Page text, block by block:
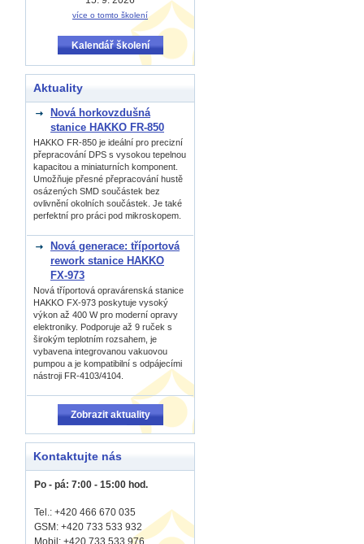
více o tomto školení
Kalendář školení
Aktuality
Nová horkovzdušná
stanice HAKKO FR-850
HAKKO FR-850 je ideální pro precizní
přepracování DPS s vysokou tepelnou
kapacitou a miniaturních komponent.
Umožňuje přesné přepracování hustě
osázených SMD součástek bez
ovlivnění okolních součástek. Je také
perfektní pro práci pod mikroskopem.
Nová generace: tříportová
rework stanice HAKKO
FX-973
Nová tříportová opravárenská stanice
HAKKO FX-973 poskytuje vysoký
výkon až 400 W pro moderní opravy
elektroniky. Podporuje až 9 ruček s
širokým teplotním rozsahem, je
vybavena integrovanou vakuovou
pumpou a je kompatibilní s odpájecími
nástroji FR-4103/4104.
Zobrazit aktuality
Kontaktujte nás
Po - pá: 7:00 - 15:00 hod.
Tel.: +420 466 670 035
GSM: +420 733 533 932
Mobil: +420 733 533 976